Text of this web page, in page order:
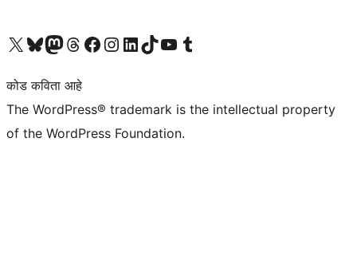
आमच्या X (एक्स) (पूर्वीचे ट्विटर) खात्याला भेट द्या आमच्या ब्लूस्की खात्याला भेट द्या.आमच्या Mastodon खात्याला भेट द्या.आमच्या थ्रेड्स खात्याला भेट द्या. आमच्या फेसबुक पेजला भेट द्या आमच्या इंस्टाग्राम खात्याला भेट द्या आमच्या लिंक्डइन खात्याला भेट द्या आमच्या टिकटॉक अकाउंटला भेट द्या.आमच्या यूट्यूब चॅनेलला भेट द्या आमच्या टंबलर खात्याला भेट द्या.
कोड कविता आहे
The WordPress® trademark is the intellectual property
of the WordPress Foundation.